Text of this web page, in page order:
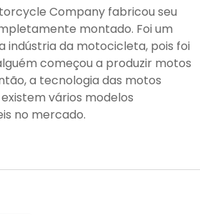
Company fabricou seu
montado. Foi um
indústria da motocicleta, pois foi
começou a produzir motos
a tecnologia das motos
vários modelos
no mercado.